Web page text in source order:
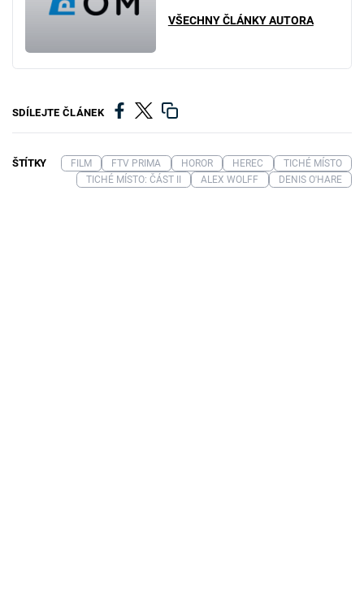
VŠECHNY ČLÁNKY AUTORA
SDÍLEJTE ČLÁNEK
ŠTÍTKY FILM FTV PRIMA HOROR HEREC
TICHÉ MÍSTO
TICHÉ MÍSTO: ČÁST II
ALEX WOLFF DENIS O'HARE